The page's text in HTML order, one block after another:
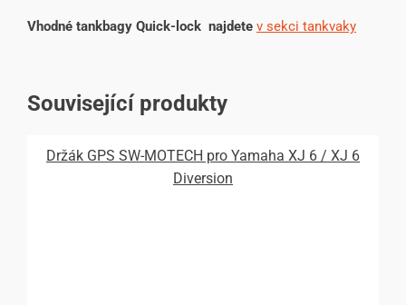
Vhodné tankbagy Quick-lock najdete v sekci tankvaky
Související produkty
Držák GPS SW-MOTECH pro Yamaha XJ 6 / XJ 6
Diversion